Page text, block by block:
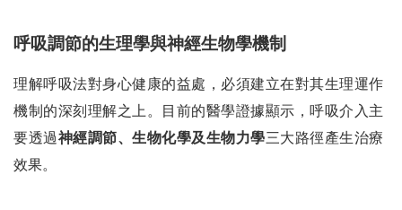
呼吸調節的生理學與神經生物學機制
理解呼吸法對身心健康的益處，必須建立在對其生理運作
機制的深刻理解之上。目前的醫學證據顯示，呼吸介入主
要透過神經調節、生物化學及生物力學三大路徑產生治療
效果。